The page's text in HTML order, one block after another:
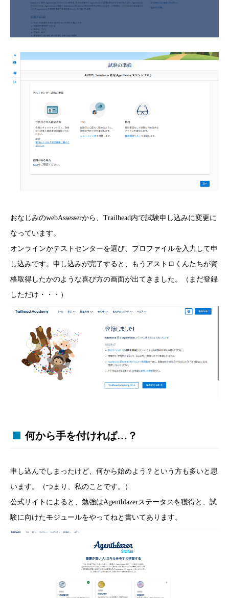
おなじみのwebAssesserから、Trailhead内で試験申し込みに変更に
なっています。
オンラインかテストセンターを選び、プロファイルを入力して申
し込みです。申し込みが完了すると、もうアストロくんたちが資
格取得したかのような喜び方の画面が出てきました。（まだ登録
しただけ・・・）
何から手を付ければ…？
申し込んでしまったけど、何から始めよう？という方も多いと思
います。（つまり、私のことです。）
公式サイトによると、勉強はAgentblazerステータスを獲得と、試
験に向けたモジュールをやってねと書いてあります。